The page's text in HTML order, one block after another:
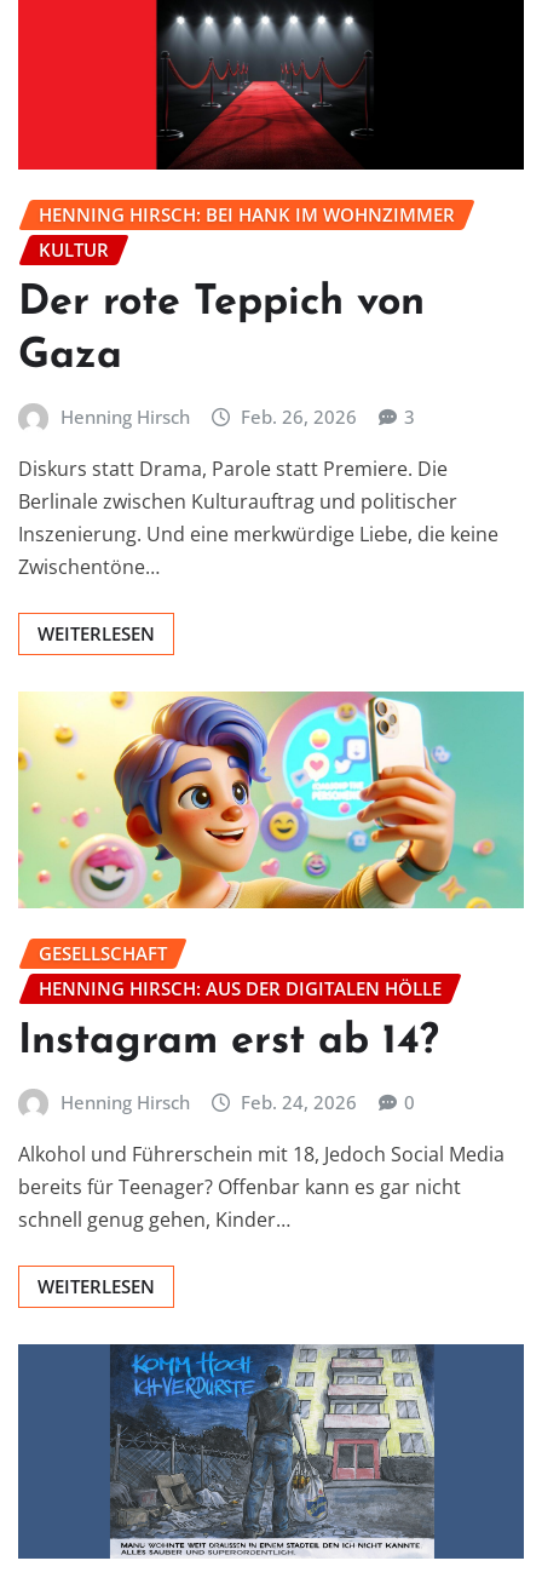
HENNING HIRSCH: BEI HANK IM WOHNZIMMER
KULTUR
Der rote Teppich von
Gaza
Henning Hirsch Feb. 26, 2026 3
Diskurs statt Drama, Parole statt Premiere. Die
Berlinale zwischen Kulturauftrag und politischer
Inszenierung. Und eine merkwürdige Liebe, die keine
Zwischentöne…
WEITERLESEN
GESELLSCHAFT
HENNING HIRSCH: AUS DER DIGITALEN HÖLLE
Instagram erst ab 14?
Henning Hirsch Feb. 24, 2026 0
Alkohol und Führerschein mit 18, Jedoch Social Media
bereits für Teenager? Offenbar kann es gar nicht
schnell genug gehen, Kinder…
WEITERLESEN